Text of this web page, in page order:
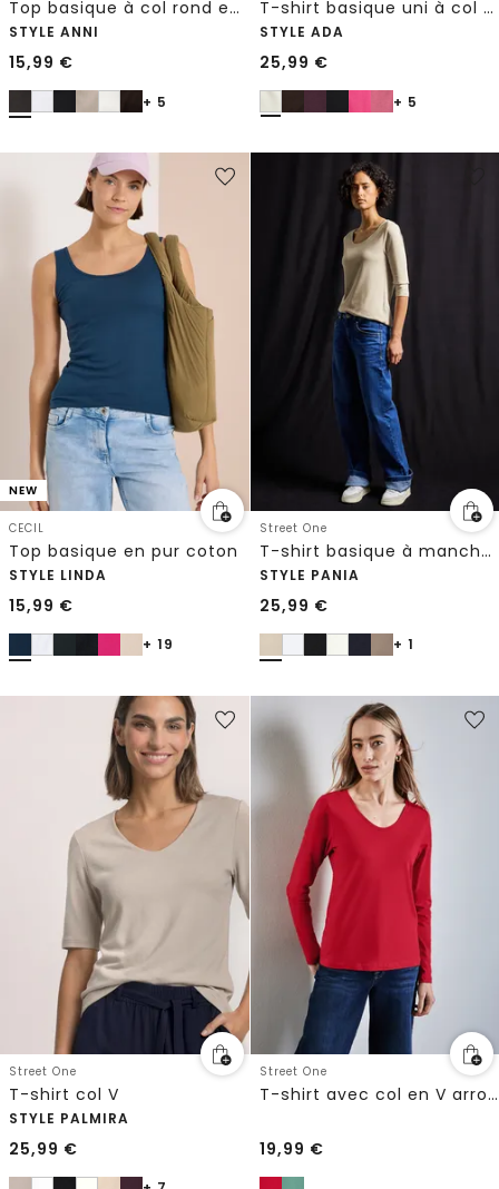
Top basique à col rond en couleur unie
STYLE ANNI
15,99 €
+ 5
T-shirt basique uni à col cœur
STYLE ADA
25,99 €
+ 5
NEW
CECIL
Top basique en pur coton
STYLE LINDA
15,99 €
+ 19
Street One
T-shirt basique à manches 3/4
STYLE PANIA
25,99 €
+ 1
Street One
T-shirt col V
STYLE PALMIRA
25,99 €
Street One
T-shirt avec col en V arrondi
19,99 €